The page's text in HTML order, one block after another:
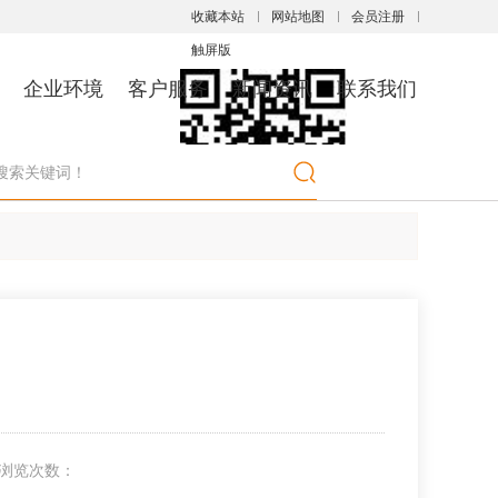
收藏本站 网站地图 会员注册
触屏版
企业环境 客户服务 新闻资讯 联系我们
览次数：